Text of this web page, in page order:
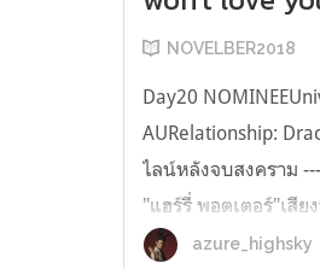
NOVELBER2018
Day20
AURelationship:
ไลน์หลังจบสงคราม
"แฮร์รี่ พอตเตอร์"เสี
ขึ้นหลังเขาเดินออกม
azure_highsky